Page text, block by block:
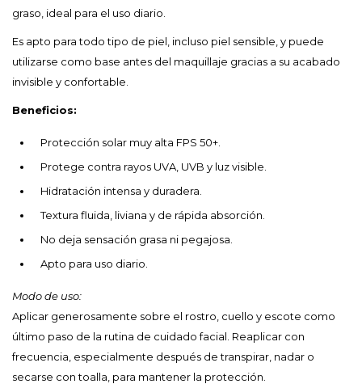
graso, ideal para el uso diario.
Es apto para todo tipo de piel, incluso piel sensible, y puede
utilizarse como base antes del maquillaje gracias a su acabado
invisible y confortable.
Beneficios:
Protección solar muy alta FPS 50+.
Protege contra rayos UVA, UVB y luz visible.
Hidratación intensa y duradera.
Textura fluida, liviana y de rápida absorción.
No deja sensación grasa ni pegajosa.
Apto para uso diario.
Modo de uso:
Aplicar generosamente sobre el rostro, cuello y escote como
último paso de la rutina de cuidado facial. Reaplicar con
frecuencia, especialmente después de transpirar, nadar o
secarse con toalla, para mantener la protección.